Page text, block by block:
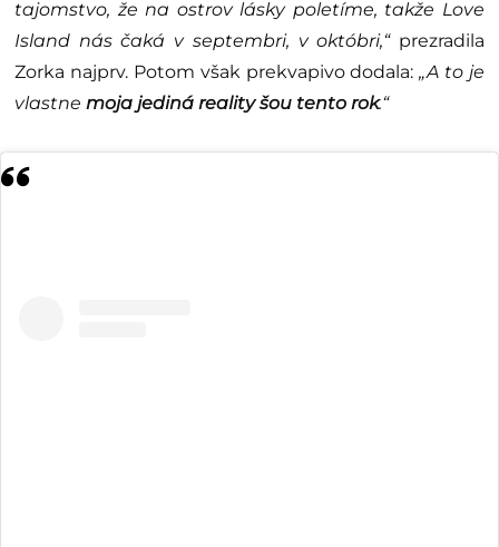
tajomstvo, že na ostrov lásky poletíme, takže Love
Island nás čaká v septembri, v októbri,“prezradila
Zorka najprv. Potom však prekvapivo dodala: „A to je
vlastne moja jediná reality šou tento rok.“